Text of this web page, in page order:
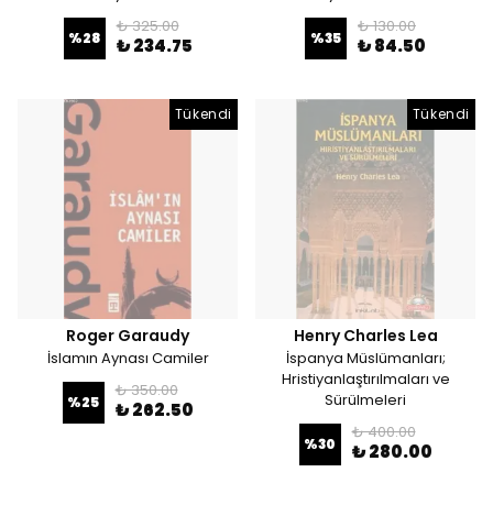
%28
₺ 325.00
₺ 234.75 %35
₺ 130.00
₺ 84.50
Tükendi
Roger Garaudy
İslamın Aynası Camiler
%25
₺ 350.00
₺ 262.50
Tükendi
Henry Charles Lea
İspanya Müslümanları;
Hristiyanlaştırılmaları ve
Sürülmeleri
%30
₺ 400.00
₺ 280.00